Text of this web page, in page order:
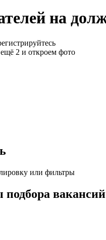
на
2 и откроем фото
или фильтры
вакансий